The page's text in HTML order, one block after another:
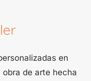
en
de arte hecha